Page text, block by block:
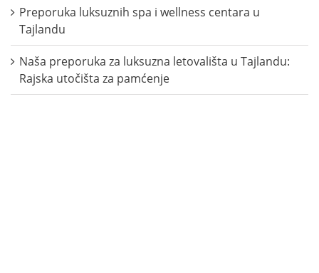
Preporuka luksuznih spa i wellness centara u
Tajlandu
Naša preporuka za luksuzna letovališta u Tajlandu:
Rajska utočišta za pamćenje